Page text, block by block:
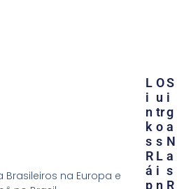
na Europa e
O
U
Tr
O
S
L
I
N
L
I
N
K
S
R
Á
P
S
I
G
A
N
A
S
R